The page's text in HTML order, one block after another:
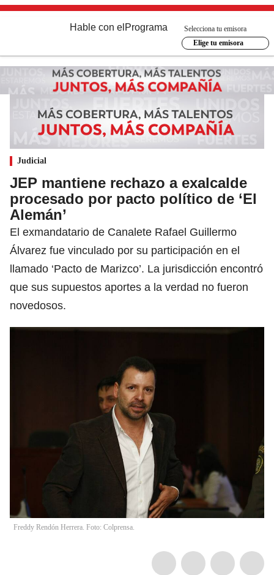
Hable con el Programa
Selecciona tu emisora
Elige tu emisora
Judicial
JEP mantiene rechazo a exalcalde
procesado por pacto político de ‘El
Alemán’
El exmandatario de Canalete Rafael Guillermo
Álvarez fue vinculado por su participación en el
llamado ‘Pacto de Marizco’. La jurisdicción encontró
que sus supuestos aportes a la verdad no fueron
novedosos.
Freddy Rendón Herrera. Foto: Colprensa.